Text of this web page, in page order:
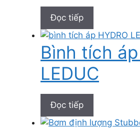
Đọc tiếp
Bình tích
LEDUC
Đọc tiếp